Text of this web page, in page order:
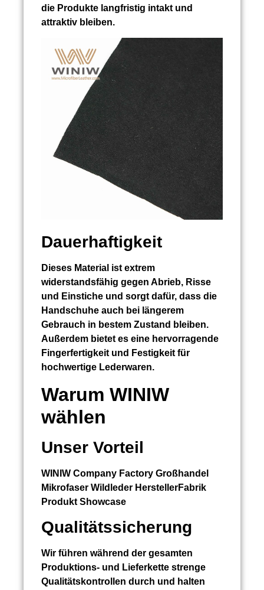
die Produkte langfristig intakt und
attraktiv bleiben.
Dauerhaftigkeit
Dieses Material ist extrem
widerstandsfähig gegen Abrieb, Risse
und Einstiche und sorgt dafür, dass die
Handschuhe auch bei längerem
Gebrauch in bestem Zustand bleiben.
Außerdem bietet es eine hervorragende
Fingerfertigkeit und Festigkeit für
hochwertige Lederwaren.
Warum WINIW
wählen
Unser Vorteil
WINIW Company Factory Großhandel
Mikrofaser Wildleder HerstellerFabrik
Produkt Showcase
Qualitätssicherung
Wir führen während der gesamten
Produktions- und Lieferkette strenge
Qualitätskontrollen durch und halten